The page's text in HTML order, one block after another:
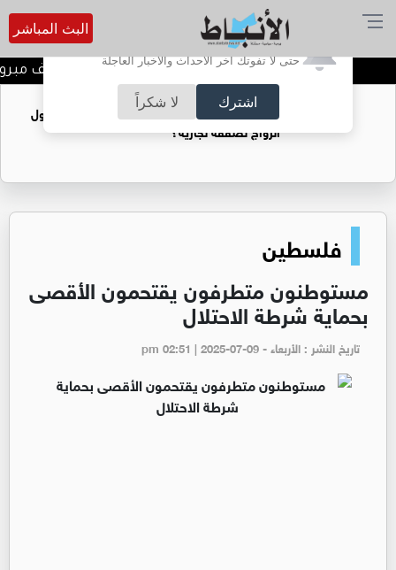
أترغب في تفعيل الإشعارات؟
حتى لا تفوتك آخر الأحداث والأخبار العاجلة
اشترك لا شكراً
البث المباشر
المخرج عمار عماد جابر الف
فتيات يستغللنه لتحقيق مكاسب مادية.. هل تحول
الزواج لصفقة تجارية؟
فلسطين
مستوطنون متطرفون يقتحمون الأقصى
بحماية شرطة الاحتلال
تاريخ النشر : الأربعاء - pm 02:51 | 2025-07-09